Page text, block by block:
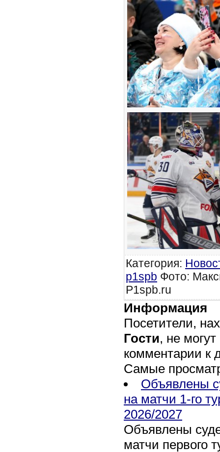
Категория:
p1spb Фото:
P1spb.ru
Информация
Посетители,
Гости, не
комментарии к
Самые
Объявлены
на матчи 1-го
2026/2027
Объявлены
матчи первого